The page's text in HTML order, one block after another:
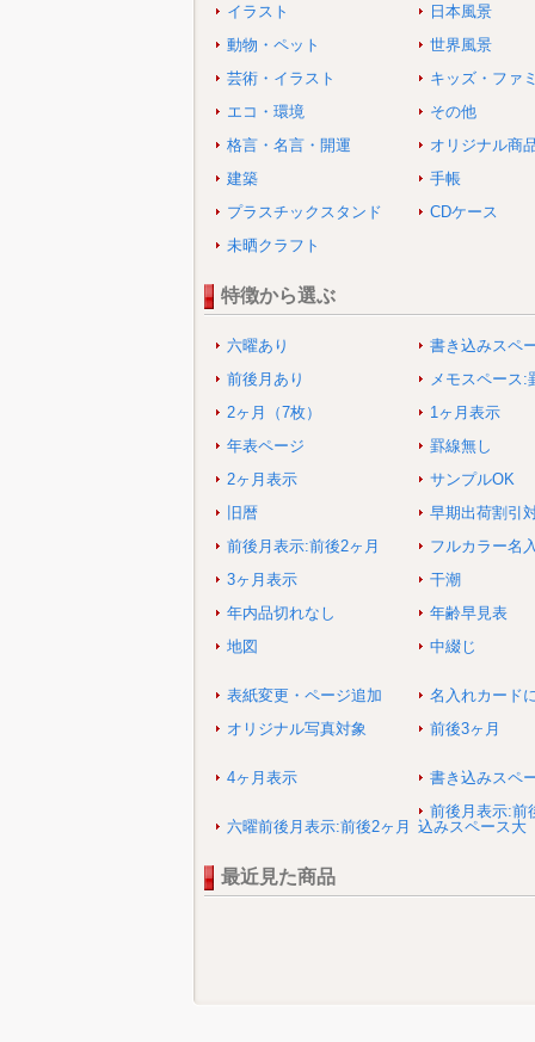
イラスト
日本風景
動物・ペット
世界風景
芸術・イラスト
キッズ・ファ
エコ・環境
その他
格言・名言・開運
オリジナル商
建築
手帳
プラスチックスタンド
CDケース
未晒クラフト
特徴から選ぶ
六曜あり
書き込みスペ
前後月あり
メモスペース:
2ヶ月（7枚）
1ヶ月表示
年表ページ
罫線無し
2ヶ月表示
サンプルOK
旧暦
早期出荷割引
前後月表示:前後2ヶ月
フルカラー名
3ヶ月表示
干潮
年内品切れなし
年齢早見表
地図
中綴じ
表紙変更・ページ追加
名入れカード
オリジナル写真対象
前後3ヶ月
4ヶ月表示 書き込みスペ
六曜前後月表示:前後2ヶ月
前後月表示:前
込みスペース大
最近見た商品